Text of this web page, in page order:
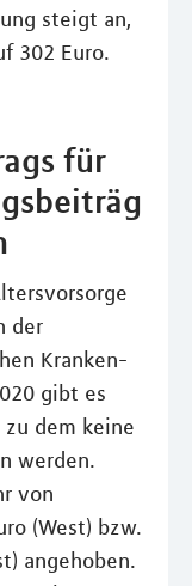
steigt an,
302 Euro.
für
der
Kranken-
gibt es
dem keine
werden.
von
(West) bzw.
angehoben.